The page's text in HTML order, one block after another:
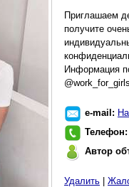
Приглашаем
получите
Информация
e-mail:
Телефон:
Автор
Удалить